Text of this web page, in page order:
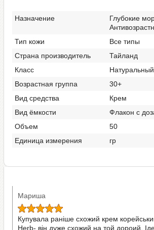
Назначение
Глубокие
Тип кожи
Все типы
Страна производитель
Тайланд
Класс
Натуральный
Возрастная группа
30+
Вид средства
Крем
Вид ёмкости
Флакон с
Объем
50
Единица измерения
гр
Мариша
Купувала раніше схожий крем
Herb- він дуже схожий на той дороий.